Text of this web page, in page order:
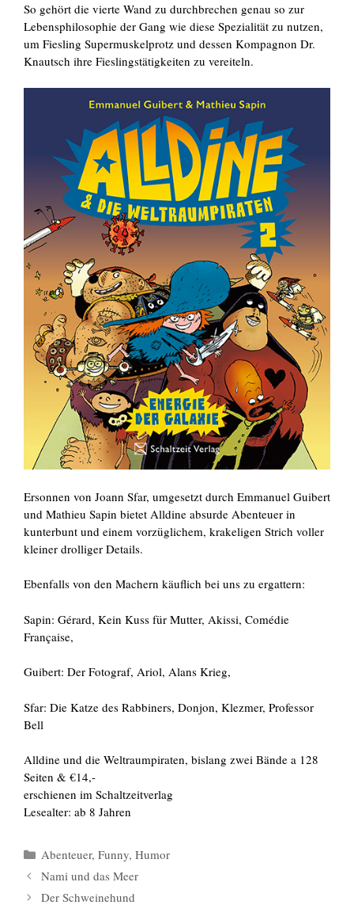
So gehört die vierte Wand zu durchbrechen genau so zur
Lebensphilosophie der Gang wie diese Spezialität zu nutzen,
um Fiesling Supermuskelprotz und dessen Kompagnon Dr.
Knautsch ihre Fieslingstätigkeiten zu vereiteln.
Ersonnen von Joann Sfar, umgesetzt durch Emmanuel Guibert
und Mathieu Sapin bietet Alldine absurde Abenteuer in
kunterbunt und einem vorzüglichem, krakeligen Strich voller
kleiner drolliger Details.
Ebenfalls von den Machern käuflich bei uns zu ergattern:
Sapin: Gérard, Kein Kuss für Mutter, Akissi, Comédie
Française,
Guibert: Der Fotograf, Ariol, Alans Krieg,
Sfar: Die Katze des Rabbiners, Donjon, Klezmer, Professor
Bell
Alldine und die Weltraumpiraten, bislang zwei Bände a 128
Seiten & €14,-
erschienen im Schaltzeitverlag
Lesealter: ab 8 Jahren
Kategorien
Abenteuer, Funny, Humor
Nami und das Meer
Der Schweinehund